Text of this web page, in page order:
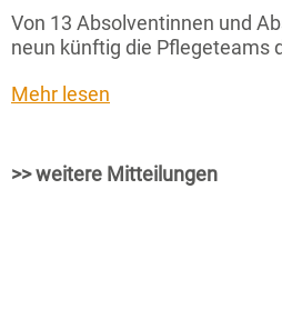
Von 13 Absolventinnen und
neun künftig die Pflegeteams
Mehr lesen
>> weitere Mitteilungen